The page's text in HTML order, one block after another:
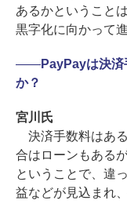
あるかということ
黒字化に向かって進
――PayPayは決済
か？
宮川氏
決済手数料はあ
合はローンもある
ということで、違
益などが見込まれ